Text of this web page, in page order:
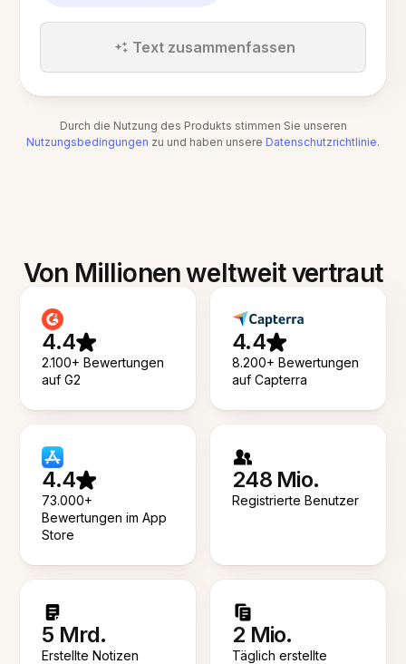
Text zusammenfassen
Durch die Nutzung des Produkts stimmen Sie unseren
Nutzungsbedingungen zu und haben unsere Datenschutzrichtlinie.
Von Millionen weltweit vertraut
4.4
2.100+ Bewertungen
auf G2
4.4
8.200+ Bewertungen
auf Capterra
4.4
73.000+
Bewertungen im App
Store
248 Mio.
Registrierte Benutzer
5 Mrd.
Erstellte Notizen
2 Mio.
Täglich erstellte